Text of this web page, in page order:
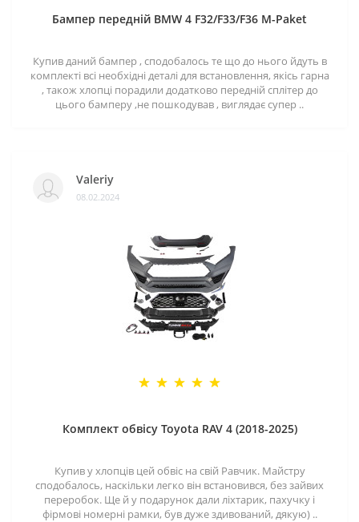
Бампер передній BMW 4 F32/F33/F36 M-Paket
Купив даний бампер , сподобалось те що до нього йдуть в
комплекті всі необхідні деталі для встановлення, якісь гарна
, також хлопці порадили додатково передній сплітер до
цього бамперу ,не пошкодував , виглядає супер ..
Valeriy
08.02.2024
Комплект обвісу Toyota RAV 4 (2018-2025)
Купив у хлопців цей обвіс на свій Равчик. Майстру
сподобалось, наскільки легко він встановився, без зайвих
переробок. Ще й у подарунок дали ліхтарик, пахучку і
фірмові номерні рамки, був дуже здивований, дякую) ..